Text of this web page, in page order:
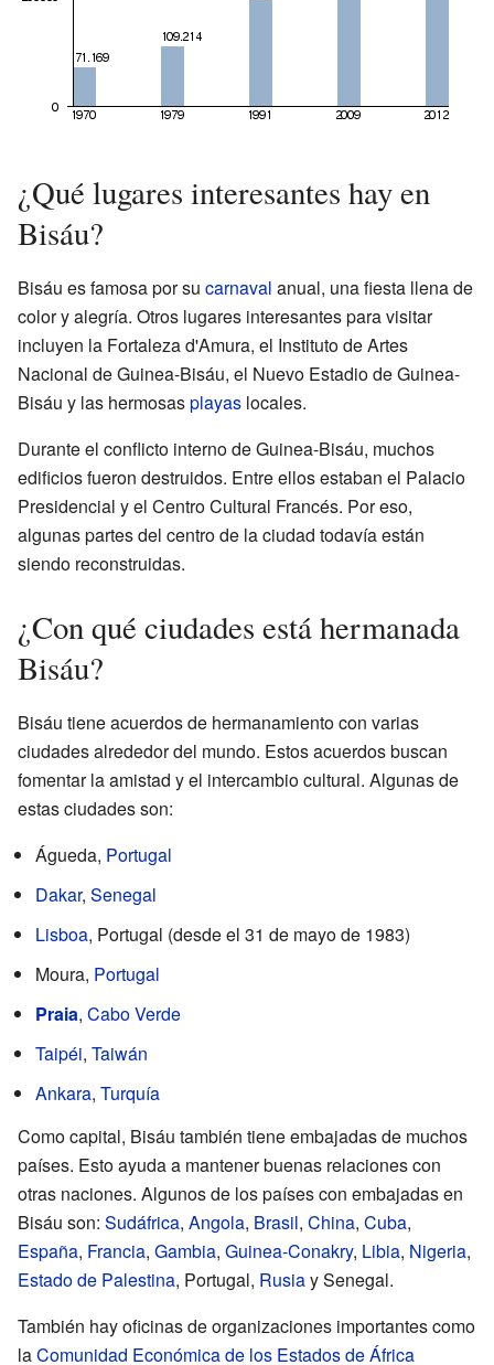
¿Qué lugares interesantes hay en
Bisáu?
Bisáu es famosa por su carnaval anual, una fiesta llena de
color y alegría. Otros lugares interesantes para visitar
incluyen la Fortaleza d'Amura, el Instituto de Artes
Nacional de Guinea-Bisáu, el Nuevo Estadio de Guinea-
Bisáu y las hermosasplayas locales.
Durante el conflicto interno de Guinea-Bisáu, muchos
edificios fueron destruidos. Entre ellos estaban el Palacio
Presidencial y el Centro Cultural Francés. Por eso,
algunas partes del centro de la ciudad todavía están
siendo reconstruidas.
¿Con qué ciudades está hermanada
Bisáu?
Bisáu tiene acuerdos de hermanamiento con varias
ciudades alrededor del mundo. Estos acuerdos buscan
fomentar la amistad y el intercambio cultural. Algunas de
estas ciudades son:
Águeda, Portugal
Dakar, Senegal
Lisboa, Portugal (desde el 31 de mayo de 1983)
Moura, Portugal
Praia, Cabo Verde
Taipéi, Taiwán
Ankara, Turquía
Como capital, Bisáu también tiene embajadas de muchos
países. Esto ayuda a mantener buenas relaciones con
otras naciones. Algunos de los países con embajadas en
Bisáu son: Sudáfrica, Angola, Brasil, China, Cuba,
España, Francia, Gambia, Guinea-Conakry, Libia, Nigeria,
Estado de Palestina, Portugal, Rusiay Senegal.
También hay oficinas de organizaciones importantes como
laComunidad Económica de los Estados de África